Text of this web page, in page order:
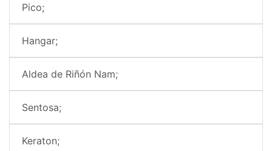
Pico;
Hangar;
Aldea de Riñón Nam;
Sentosa;
Keraton;